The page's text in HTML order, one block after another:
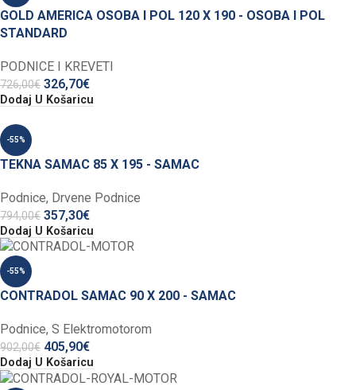
GOLD AMERICA OSOBA I POL 120 X 190 - OSOBA I POL
STANDARD
PODNICE I KREVETI
726,00€ 326,70€
Dodaj U Košaricu
-55%
TEKNA SAMAC 85 X 195 - SAMAC
Podnice, Drvene Podnice
794,00€ 357,30€
Dodaj U Košaricu
-55%
CONTRADOL SAMAC 90 X 200 - SAMAC
Podnice, S Elektromotorom
902,00€ 405,90€
Dodaj U Košaricu